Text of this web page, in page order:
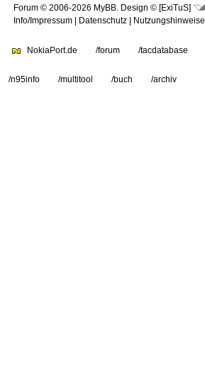
Forum © 2006-2026 MyBB
Design © [ExiTuS]
Info/Impressum
Datenschutz Nutzungshinweise
NokiaPort.de /forum /tacdatabase
/n95info /multitool /buch /archiv